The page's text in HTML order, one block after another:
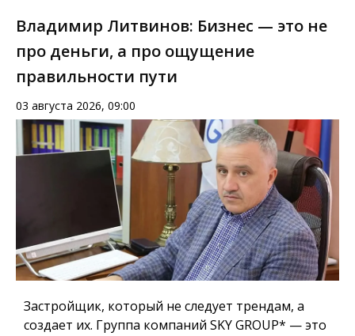
Владимир Литвинов: Бизнес — это не
про деньги, а про ощущение
правильности пути
03 августа 2026, 09:00
Застройщик, который не следует трендам, а
создает их. Группа компаний SKY GROUP* — это